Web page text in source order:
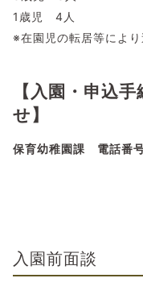
1歳児 4人
※在園児の転居等により
【入園・申込
せ】
保育幼稚園課 電話番号
入園前面談